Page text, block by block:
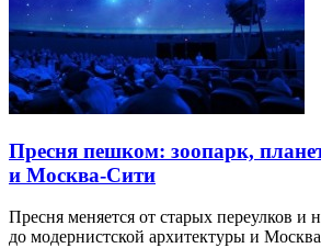
Пресня пешком: зоопарк,
и Москва-Сити
Пресня меняется от старых переулков и
до модернистской архитектуры и